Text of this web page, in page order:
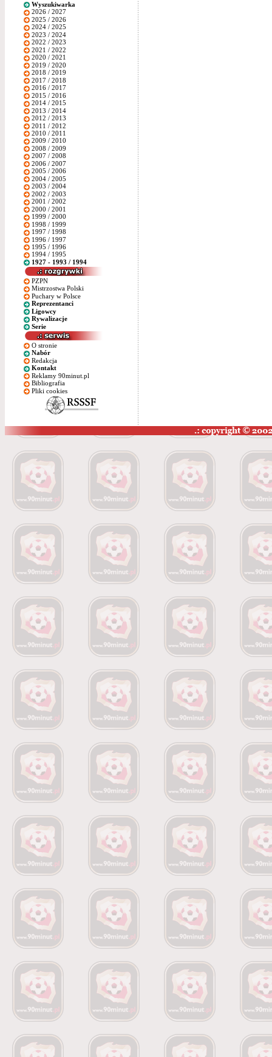
Wyszukiwarka
2026 / 2027
2025 / 2026
2024 / 2025
2023 / 2024
2022 / 2023
2021 / 2022
2020 / 2021
2019 / 2020
2018 / 2019
2017 / 2018
2016 / 2017
2015 / 2016
2014 / 2015
2013 / 2014
2012 / 2013
2011 / 2012
2010 / 2011
2009 / 2010
2008 / 2009
2007 / 2008
2006 / 2007
2005 / 2006
2004 / 2005
2003 / 2004
2002 / 2003
2001 / 2002
2000 / 2001
1999 / 2000
1998 / 1999
1997 / 1998
1996 / 1997
1995 / 1996
1994 / 1995
1927 - 1993 / 1994
PZPN
Mistrzostwa Polski
Puchary w Polsce
Reprezentanci
Ligowcy
Rywalizacje
Serie
O stronie
Nabór
Redakcja
Kontakt
Reklamy 90minut.pl
Bibliografia
Pliki cookies